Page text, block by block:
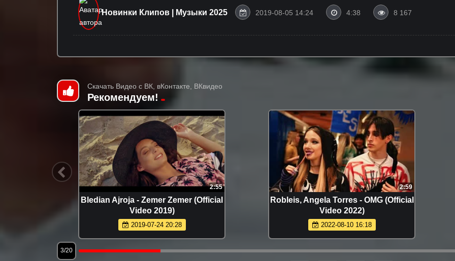
Новинки Клипов | Музыки 2025 2019-08-05 14:24 4:38 8 167
Скачать Видео с ВК, вКонтакте, ВКвидео
Рекомендуем!
2:55
Bledian Ajroja - Zemer Zemer (Official
Video 2019)
2019-07-24 20:28
2:59
Robleis, Angela Torres - OMG (Official
Video 2022)
2022-08-10 16:18
3/20